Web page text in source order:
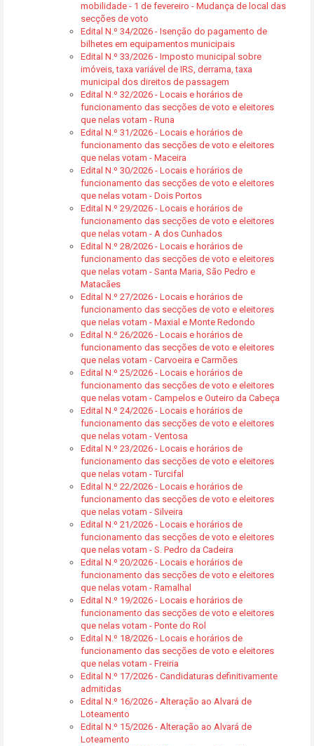
mobilidade - 1 de fevereiro - Mudança de local das
secções de voto
Edital N.º 34/2026 - Isenção do pagamento de
bilhetes em equipamentos municipais
Edital N.º 33/2026 - Imposto municipal sobre
imóveis, taxa variável de IRS, derrama, taxa
municipal dos direitos de passagem
Edital N.º 32/2026 - Locais e horários de
funcionamento das secções de voto e eleitores
que nelas votam - Runa
Edital N.º 31/2026 - Locais e horários de
funcionamento das secções de voto e eleitores
que nelas votam - Maceira
Edital N.º 30/2026 - Locais e horários de
funcionamento das secções de voto e eleitores
que nelas votam - Dois Portos
Edital N.º 29/2026 - Locais e horários de
funcionamento das secções de voto e eleitores
que nelas votam - A dos Cunhados
Edital N.º 28/2026 - Locais e horários de
funcionamento das secções de voto e eleitores
que nelas votam - Santa Maria, São Pedro e
Matacães
Edital N.º 27/2026 - Locais e horários de
funcionamento das secções de voto e eleitores
que nelas votam - Maxial e Monte Redondo
Edital N.º 26/2026 - Locais e horários de
funcionamento das secções de voto e eleitores
que nelas votam - Carvoeira e Carmões
Edital N.º 25/2026 - Locais e horários de
funcionamento das secções de voto e eleitores
que nelas votam - Campelos e Outeiro da Cabeça
Edital N.º 24/2026 - Locais e horários de
funcionamento das secções de voto e eleitores
que nelas votam - Ventosa
Edital N.º 23/2026 - Locais e horários de
funcionamento das secções de voto e eleitores
que nelas votam - Turcifal
Edital N.º 22/2026 - Locais e horários de
funcionamento das secções de voto e eleitores
que nelas votam - Silveira
Edital N.º 21/2026 - Locais e horários de
funcionamento das secções de voto e eleitores
que nelas votam - S. Pedro da Cadeira
Edital N.º 20/2026 - Locais e horários de
funcionamento das secções de voto e eleitores
que nelas votam - Ramalhal
Edital N.º 19/2026 - Locais e horários de
funcionamento das secções de voto e eleitores
que nelas votam - Ponte do Rol
Edital N.º 18/2026 - Locais e horários de
funcionamento das secções de voto e eleitores
que nelas votam - Freiria
Edital N.º 17/2026 - Candidaturas definitivamente
admitidas
Edital N.º 16/2026 - Alteração ao Alvará de
Loteamento
Edital N.º 15/2026 - Alteração ao Alvará de
Loteamento